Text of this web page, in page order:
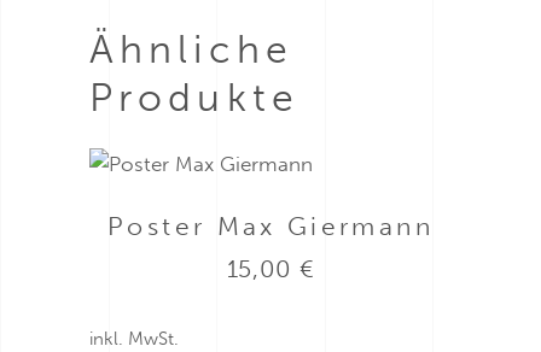
Ähnliche
Produkte
Poster Max Giermann
15,00 €
inkl. MwSt.